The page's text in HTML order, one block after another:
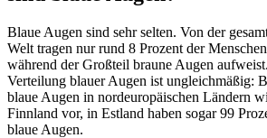
Blaue Augen sind sehr selten. Von der
Welt tragen nur rund 8 Prozent der
während der Großteil braune Augen
Verteilung blauer Augen ist ungleichmäßig:
blaue Augen in nordeuropäischen Ländern
Finnland vor, in Estland haben sogar 99
blaue Augen.